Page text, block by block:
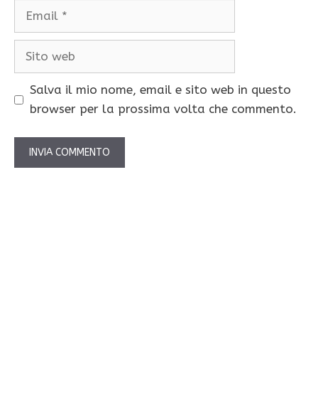
Email
Sito
Salva il mio nome, email e sito web in questo
browser per la prossima volta che commento.